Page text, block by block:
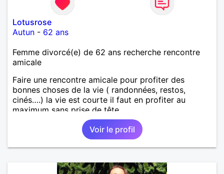
Lotusrose
Autun - 62 ans
Femme divorcé(e) de 62 ans recherche rencontre
amicale
Faire une rencontre amicale pour profiter des
bonnes choses de la vie ( randonnées, restos,
cinés….) la vie est courte il faut en profiter au
maximum sans prise de tête
Voir le profil